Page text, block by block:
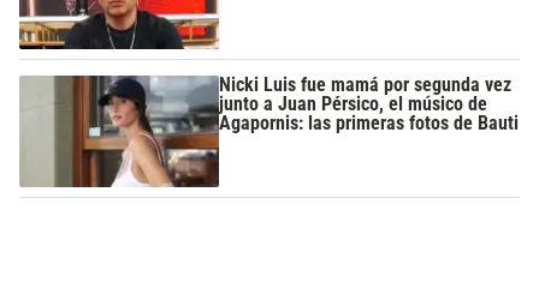
Nicki Luis fue mamá por segunda vez
junto a Juan Pérsico, el músico de
Agapornis: las primeras fotos de Bauti